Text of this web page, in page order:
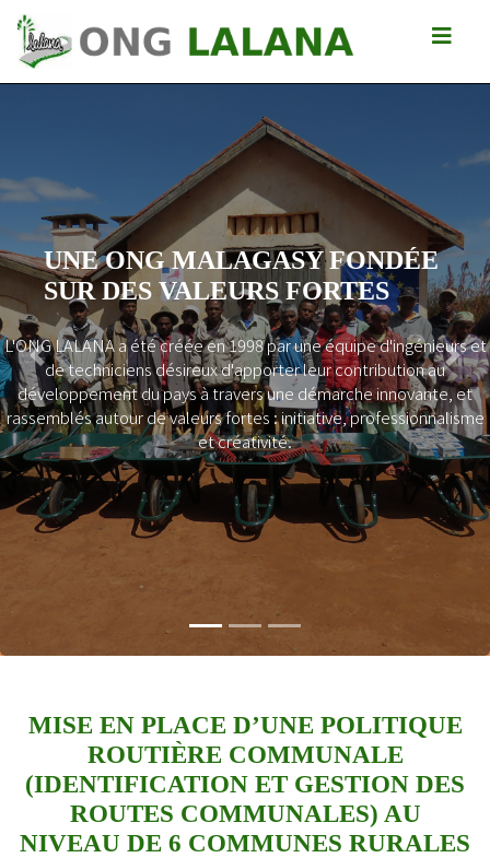
UNE ONG MALAGASY FONDÉE
SUR DES VALEURS FORTES
L'ONG LALANA a été créée en 1998 par une équipe d'ingénieurs et
de techniciens désireux d'apporter leur contribution au
développement du pays à travers une démarche innovante, et
rassemblés autour de valeurs fortes : initiative, professionnalisme
et créativité.
Previous Next
MISE EN PLACE D’UNE POLITIQUE
ROUTIÈRE COMMUNALE
(IDENTIFICATION ET GESTION DES
ROUTES COMMUNALES) AU
NIVEAU DE 6 COMMUNES RURALES